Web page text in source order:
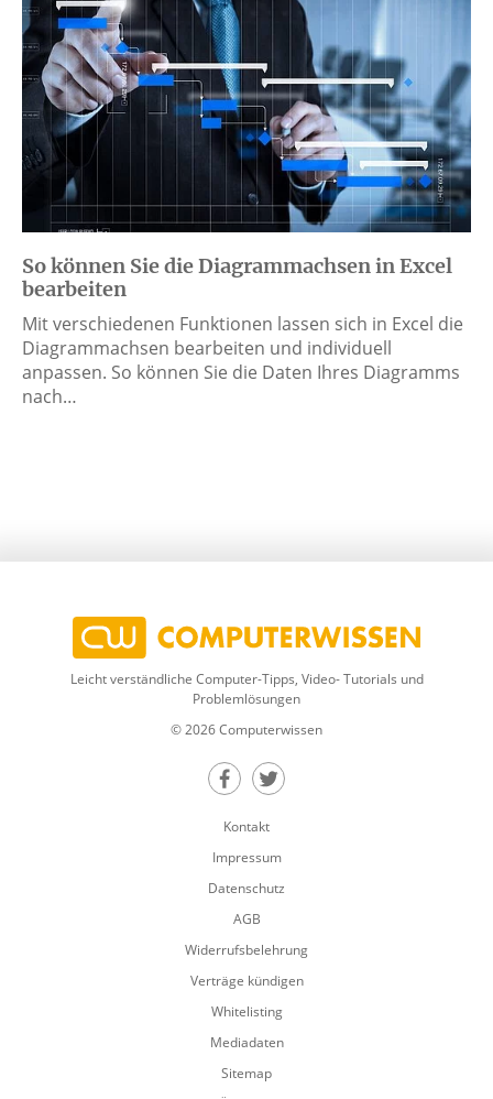
So können Sie die Diagrammachsen in Excel
bearbeiten
Mit verschiedenen Funktionen lassen sich in Excel die
Diagrammachsen bearbeiten und individuell
anpassen. So können Sie die Daten Ihres Diagramms
nach…
Leicht verständliche Computer-Tipps, Video- Tutorials und
Problemlösungen
© 2026 Computerwissen
Teilen auf Facebook
Teilen auf Twitter
Kontakt
Impressum
Datenschutz
AGB
Widerrufsbelehrung
Verträge kündigen
Whitelisting
Mediadaten
Sitemap